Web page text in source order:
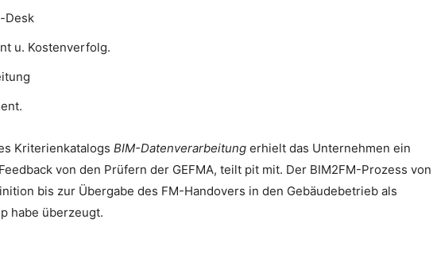
Desk
u. Kostenverfolg.
Kriterienkatalogs BIM-Datenverarbeitung erhielt das Unternehmen ein
von den Prüfern der GEFMA, teilt pit mit. Der BIM2FM-Prozess von
bis zur Übergabe des FM-Handovers in den Gebäudebetrieb als
habe überzeugt.